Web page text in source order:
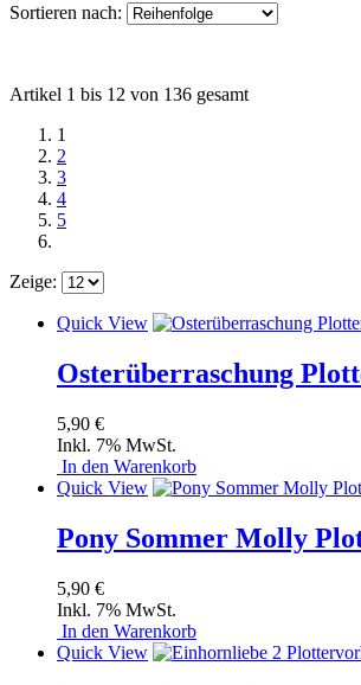
Sortieren nach:
Artikel 1 bis 12 von 136 gesamt
1
2
3
4
5
Zeige:
Quick View
Osterüberraschung
5,90 €
Inkl. 7% MwSt.
In den Warenkorb
Quick View
Pony Sommer Molly
5,90 €
Inkl. 7% MwSt.
In den Warenkorb
Quick View